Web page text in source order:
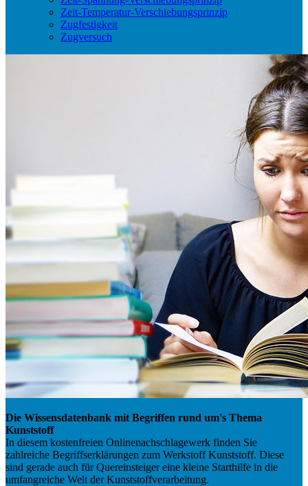
Zeit-Temperatur-Verschiebungsprinzip
Zugfestigkeit
Zugversuch
Die Wissensdatenbank mit Begriffen rund um's Thema
Kunststoff
In diesem kostenfreien Onlinenachschlagewerk finden Sie
zahlreiche Begriffserklärungen zum Werkstoff Kunststoff. Diese
sind gerade auch für Quereinsteiger eine kleine Starthilfe in die
umfangreiche Welt der Kunststoffverarbeitung.